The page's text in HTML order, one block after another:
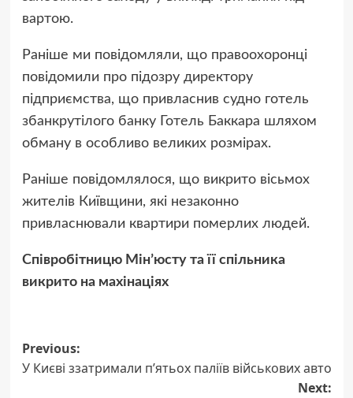
вартою.
Раніше ми повідомляли, що правоохоронці
повідомили про підозру директору
підприємства, що привласнив судно готель
збанкрутілого банку Готель Баккара шляхом
обману в особливо великих розмірах.
Раніше повідомлялося, що викрито вісьмох
жителів Київщини, які незаконно
привласнювали квартири померлих людей.
Співробітницю Мінʼюсту та її спільника
викрито на махінаціях
Post
Previous:
У Києві ззатримали п’ятьох паліїв військових авто
Next: